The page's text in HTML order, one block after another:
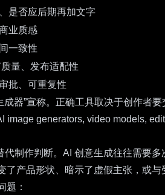
是否应后期再加文字
业质感
一致性
量、发布适配性
批、可重复性
器”宣称。正确工具取决于创作者
制作判断。AI 创意生成往往需要
产品形状、暗示了虚假主张，或与
题：